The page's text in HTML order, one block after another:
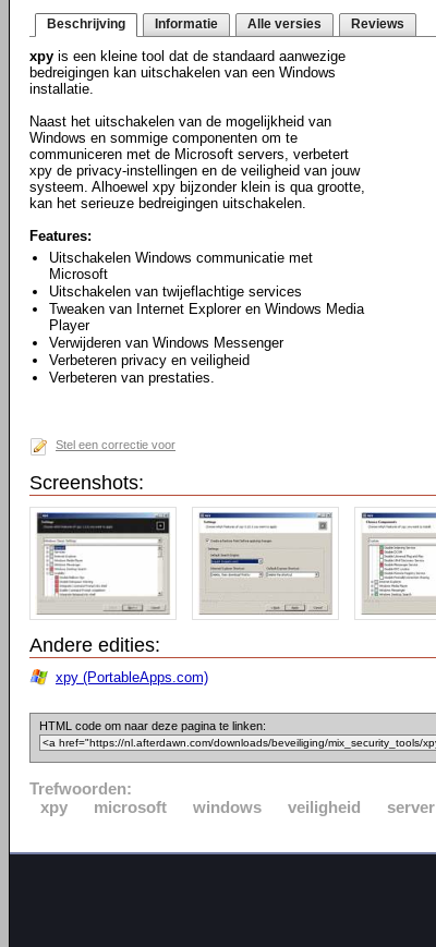
Beschrijving Informatie Alle versies Reviews
xpy is een kleine tool dat de standaard aanwezige
bedreigingen kan uitschakelen van een Windows
installatie.
Naast het uitschakelen van de mogelijkheid van
Windows en sommige componenten om te
communiceren met de Microsoft servers, verbetert
xpy de privacy-instellingen en de veiligheid van jouw
systeem. Alhoewel xpy bijzonder klein is qua grootte,
kan het serieuze bedreigingen uitschakelen.
Features:
Uitschakelen Windows communicatie met
Microsoft
Uitschakelen van twijeflachtige services
Tweaken van Internet Explorer en Windows Media
Player
Verwijderen van Windows Messenger
Verbeteren privacy en veiligheid
Verbeteren van prestaties.
Stel een correctie voor
Screenshots:
Andere edities:
xpy (PortableApps.com)
HTML code om naar deze pagina te linken:
Trefwoorden:
xpy
microsoft windows veiligheid server